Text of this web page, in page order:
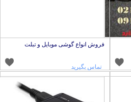
فروش انواع گوشی موبایل و تبلت
تماس بگیرید